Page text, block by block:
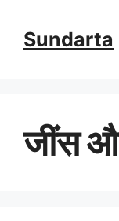
Sundarta
जींस